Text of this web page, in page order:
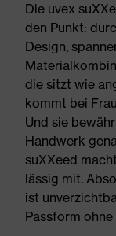
Die uvex
den Punkt:
Design,
die sitzt wie
kommt bei
Und sie
Handwerk
suXXeed
lässig mit.
ist
Passform